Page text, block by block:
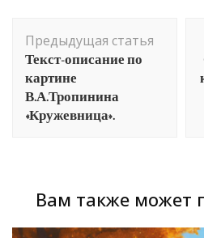
по
записям
Предыдущая статья
Текст-описание по
картине
В.А.Тропинина
«Кружевница».
Вам также может